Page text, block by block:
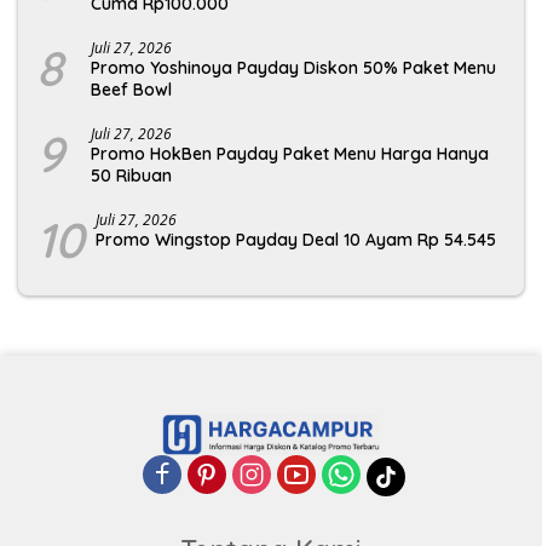
8 Juli 27, 2026
Promo Yoshinoya Payday Diskon 50% Paket Menu
Beef Bowl
9 Juli 27, 2026
Promo HokBen Payday Paket Menu Harga Hanya
50 Ribuan
10 Juli 27, 2026
Promo Wingstop Payday Deal 10 Ayam Rp 54.545